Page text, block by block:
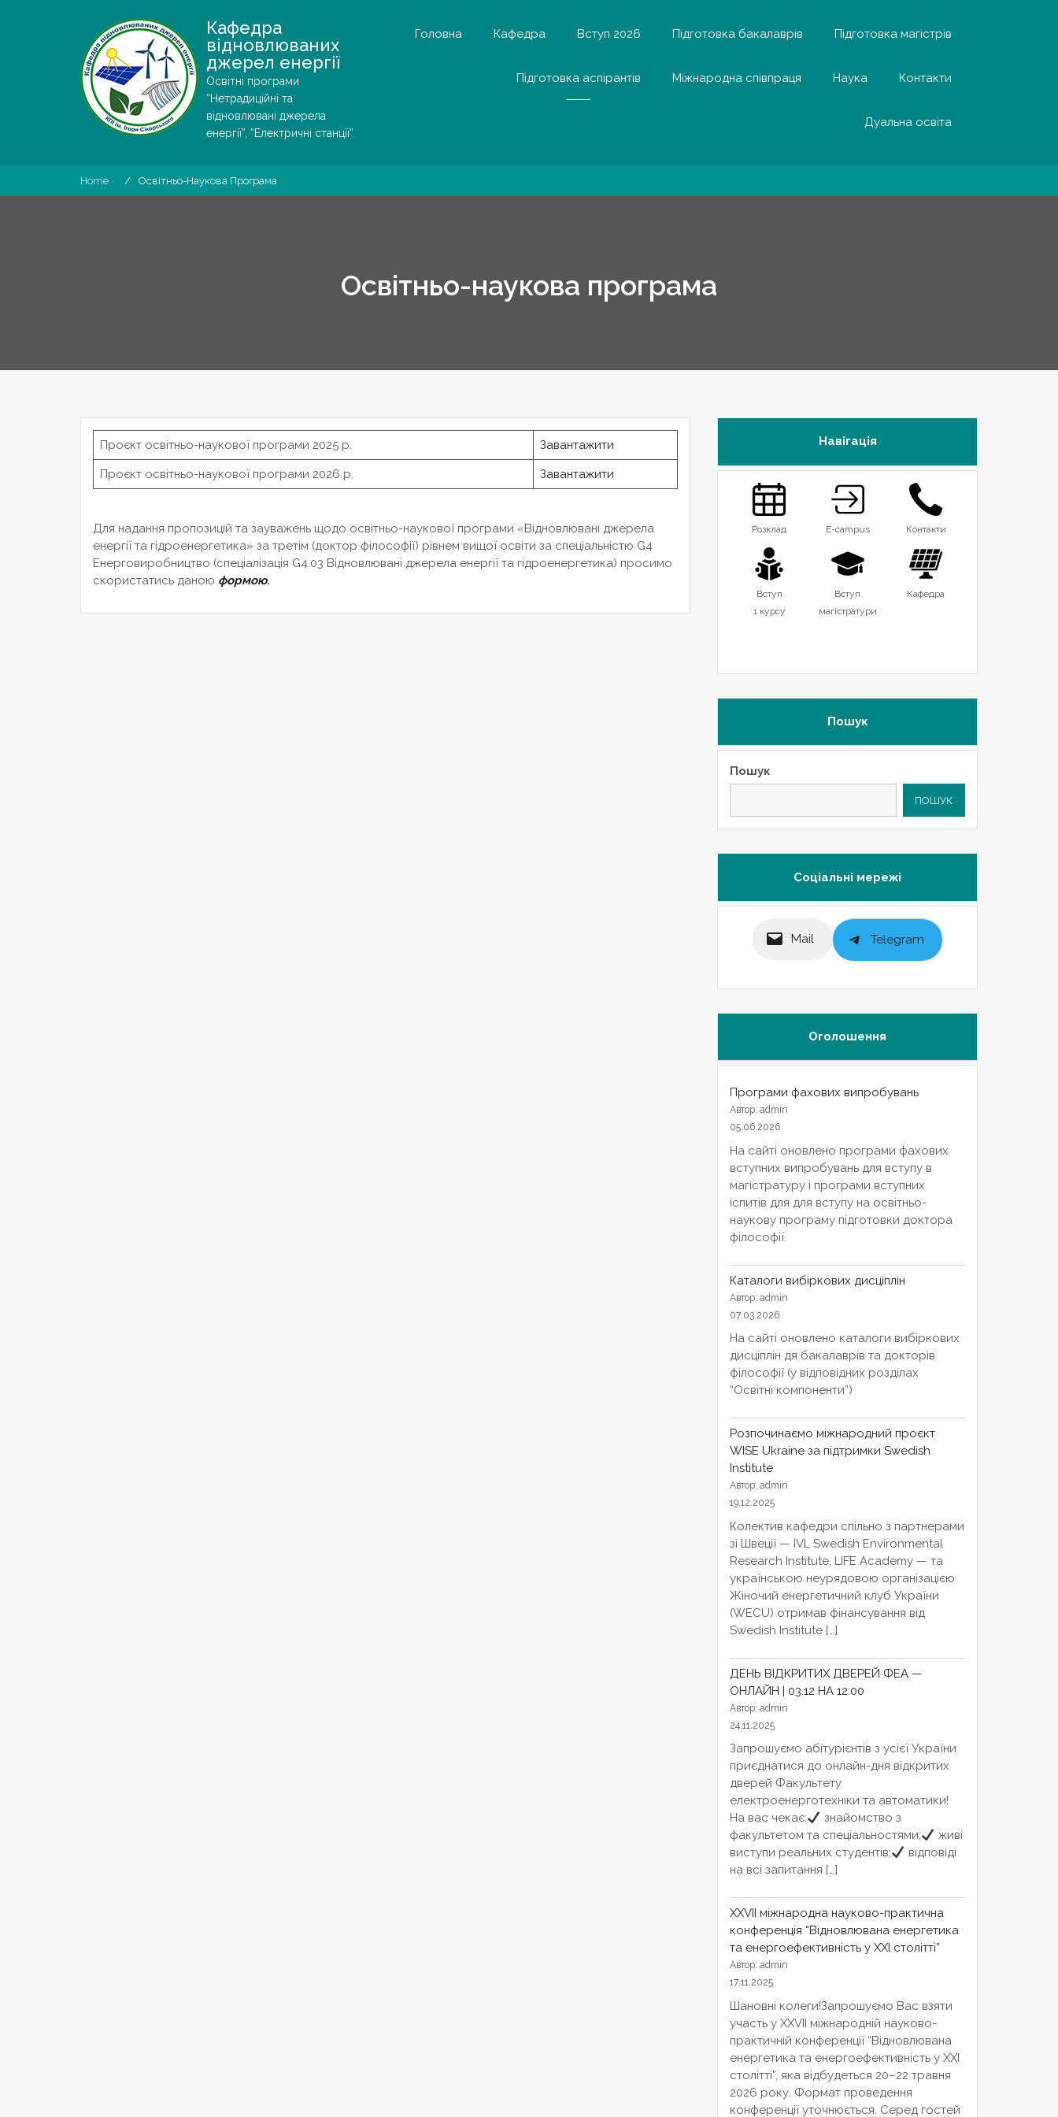
Кафедра
відновлюваних
джерел енергії
Освітні програми
“Нетрадиційні та
відновлювані джерела
енергії”, “Електричні станції”.
Головна Кафедра Вступ 2026 Підготовка бакалаврів Підготовка магістрів
Підготовка аспірантів Міжнародна співпраця Наука Контакти
Дуальна освіта
Home Освітньо-Наукова Програма
Освітньо-наукова програма
Проєкт освітньо-наукової програми 2025 р. Завантажити
Проєкт освітньо-наукової програми 2026 р. Завантажити
Для надання пропозицій та зауважень щодо освітньо-наукової програми «Відновлювані джерела
енергії та гідроенергетика» за третім (доктор філософії) рівнем вищої освіти за спеціальністю G4
Енерговиробництво (спеціалізація G4.03 Відновлювані джерела енергії та гідроенергетика) просимо
скористатись даною формою.
Навігація
Розклад
Вступ
1 курсу
E-campus
Вступ
магістратури
Контакти
Кафедра
Пошук
Пошук
ПОШУК
Соціальні мережі
Mail Telegram
Оголошення
Програми фахових випробувань
Автор: admin
05.06.2026
На сайті оновлено програми фахових
вступних випробувань для вступу в
магістратуру і програми вступних
іспитів для для вступу на освітньо-
наукову програму підготовки доктора
філософії.
Каталоги вибіркових дисціплін
Автор: admin
07.03.2026
На сайті оновлено каталоги вибіркових
дисціплін дя бакалаврів та докторів
філософії (у відповідних розділах
“Освітні компоненти”)
Розпочинаємо міжнародний проєкт
WISE Ukraine за підтримки Swedish
Institute
Автор: admin
19.12.2025
Колектив кафедри спільно з партнерами
зі Швеції — IVL Swedish Environmental
Research Institute, LIFE Academy — та
українською неурядовою організацією
Жіночий енергетичний клуб України
(WECU) отримав фінансування від
Swedish Institute […]
ДЕНЬ ВІДКРИТИХ ДВЕРЕЙ ФЕА —
ОНЛАЙН | 03.12 НА 12:00
Автор: admin
24.11.2025
Запрошуємо абітурієнтів з усієї України
приєднатися до онлайн-дня відкритих
дверей Факультету
електроенерготехніки та автоматики!
На вас чекає:
знайомство з
факультетом та спеціальностями;
живі
виступи реальних студентів;
відповіді
на всі запитання […]
XXVІІ міжнародна науково-практична
конференція “Відновлювана енергетика
та енергоефективність у XXI столітті”
Автор: admin
17.11.2025
Шановні колеги!Запрошуємо Вас взяти
участь у XXVІІ міжнародній науково-
практичній конференції “Відновлювана
енергетика та енергоефективність у XXI
столітті”, яка відбудеться 20–22 травня
2026 року. Формат проведення
конференції уточнюється. Серед гостей